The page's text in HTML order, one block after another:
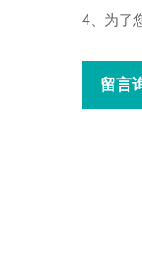
4、为了
留言